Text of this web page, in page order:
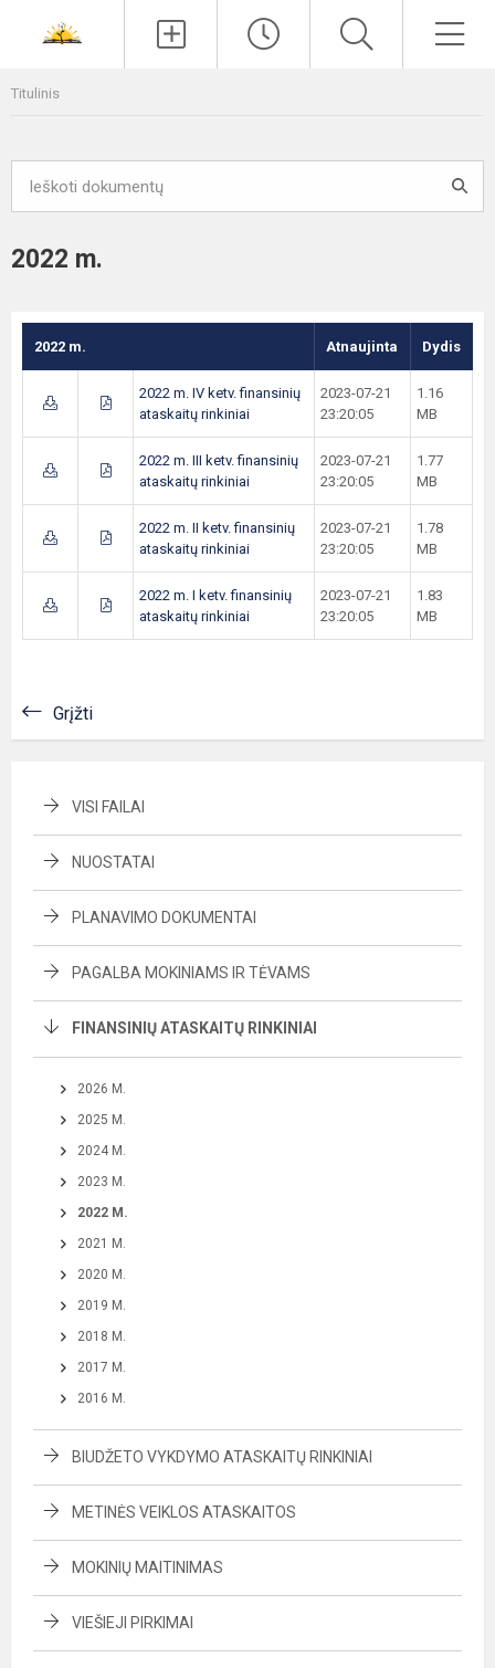
Titulinis
2022 m.
2022 m. Atnaujinta Dydis
2022 m. IV ketv. finansinių
ataskaitų rinkiniai
2023-07-21
23:20:05
1.16
MB
2022 m. III ketv. finansinių
ataskaitų rinkiniai
2023-07-21
23:20:05
1.77
MB
2022 m. II ketv. finansinių
ataskaitų rinkiniai
2023-07-21
23:20:05
1.78
MB
2022 m. I ketv. finansinių
ataskaitų rinkiniai
2023-07-21
23:20:05
1.83
MB
Grįžti
VISI FAILAI
NUOSTATAI
PLANAVIMO DOKUMENTAI
PAGALBA MOKINIAMS IR TĖVAMS
FINANSINIŲ ATASKAITŲ RINKINIAI
2026 M.
2025 M.
2024 M.
2023 M.
2022 M.
2021 M.
2020 M.
2019 M.
2018 M.
2017 M.
2016 M.
BIUDŽETO VYKDYMO ATASKAITŲ RINKINIAI
METINĖS VEIKLOS ATASKAITOS
MOKINIŲ MAITINIMAS
VIEŠIEJI PIRKIMAI